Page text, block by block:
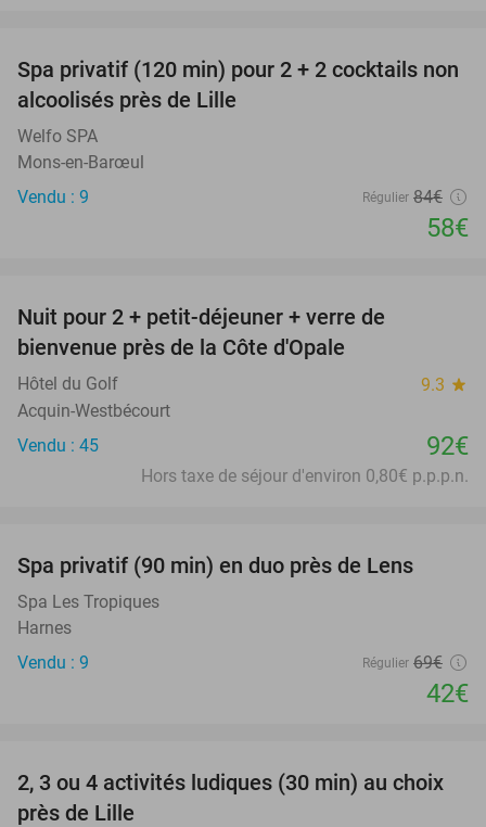
31%
Spa privatif (120 min) pour 2 + 2 cocktails non
alcoolisés près de Lille
Welfo SPA
Mons-en-Barœul
Vendu : 9
Régulier 84€
58€
Nuit pour 2 + petit-déjeuner + verre de
bienvenue près de la Côte d'Opale
Hôtel du Golf 9.3 star
Acquin-Westbécourt
Vendu : 45
92€
Hors taxe de séjour d'environ 0,80€ p.p.p.n.
Spa privatif (90 min) en duo près de Lens
Spa Les Tropiques
Harnes
Vendu : 9
Régulier 69€
42€
38%
2, 3 ou 4 activités ludiques (30 min) au choix
près de Lille